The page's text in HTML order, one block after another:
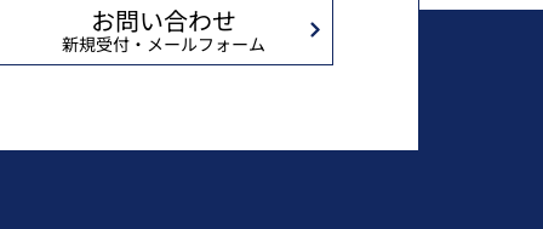
お問い合わせ
新規受付・メールフォーム